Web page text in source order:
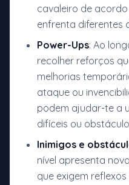
cavaleiro de
enfrenta diferentes
Power-Ups: Ao
recolher reforços
melhorias
ataque ou
podem ajudar-te a
difíceis ou
Inimigos e
nível apresenta
que exigem